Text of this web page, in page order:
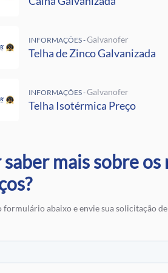
Metalon
Preço M2
Zinco Galvanizada
Aço Galvanizado
Fibra de Vidro
INFORMAÇÕES -Galvanofer
Telha de Zinco Galvanizada
INFORMAÇÕES -Galvanofer
Telha Isotérmica Preço
mais sobre os
formulário abaixo e envie sua solicitação